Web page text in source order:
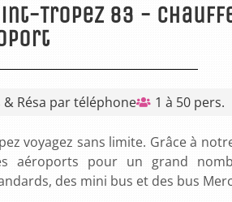
Tropez 83 -
& Résa par téléphone 1 à 50 pers.
voyagez sans limite. Grâce à
aéroports pour un grand
des mini bus et des bus